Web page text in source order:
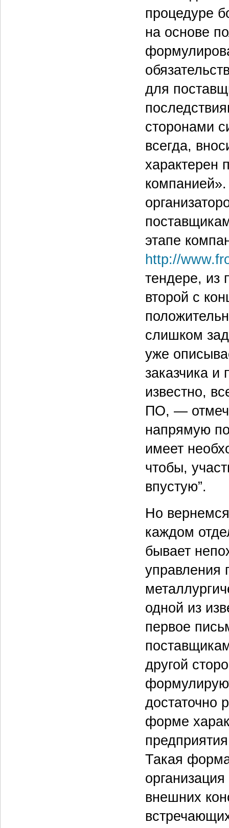
процедуре
на основе
для
сторонами
всегда,
характерен
этапе
http://
тендере, из
второй с
слишком
уже
заказчика и
известно,
ПО, —
напрямую
имеет
чтобы,
впустую”.
Но
каждом
бывает
управления
одной из
первое
другой
достаточно
форме
Такая
внешних